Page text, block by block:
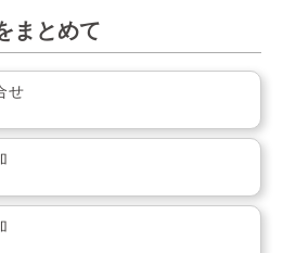
まとめて
せ